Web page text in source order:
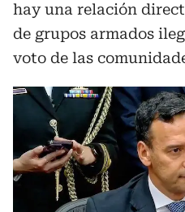
hay una relación
de grupos armados
voto de las